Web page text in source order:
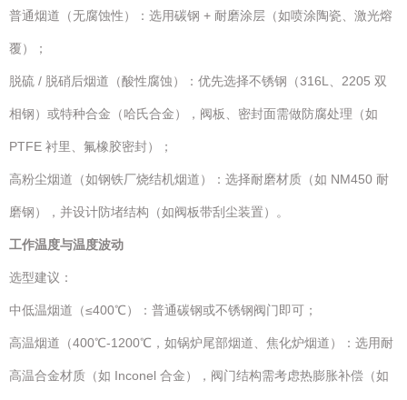
普通烟道（无腐蚀性）：选用碳钢 + 耐磨涂层（如喷涂陶瓷、激光熔
覆）；
脱硫 / 脱硝后烟道（酸性腐蚀）：优先选择不锈钢（316L、2205 双
相钢）或特种合金（哈氏合金），阀板、密封面需做防腐处理（如
PTFE 衬里、氟橡胶密封）；
高粉尘烟道（如钢铁厂烧结机烟道）：选择耐磨材质（如 NM450 耐
磨钢），并设计防堵结构（如阀板带刮尘装置）。
工作温度与温度波动
选型建议：
中低温烟道（≤400℃）：普通碳钢或不锈钢阀门即可；
高温烟道（400℃-1200℃，如锅炉尾部烟道、焦化炉烟道）：选用耐
高温合金材质（如 Inconel 合金），阀门结构需考虑热膨胀补偿（如